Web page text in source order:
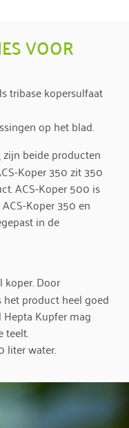
VOOR
tribase kopersulfaat
op het blad.
zijn beide producten
Koper 350 zit 350
ACS-Koper 500 is
Koper 350 en
in de
Door
product heel goed
Kupfer mag
teelt.
liter water.